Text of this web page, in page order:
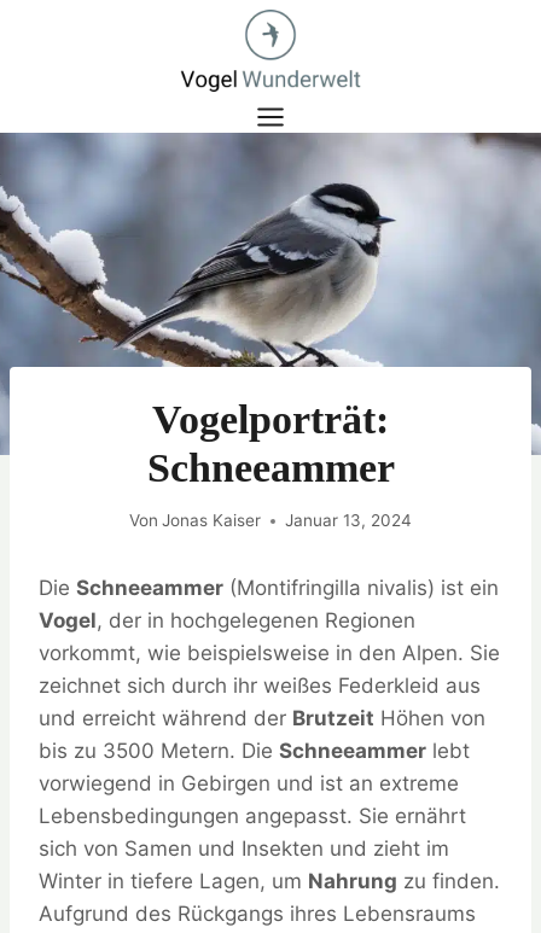
Vogelporträt:
Schneeammer
Von Jonas Kaiser Januar 13, 2024
Die Schneeammer (Montifringilla nivalis) ist ein
Vogel, der in hochgelegenen Regionen
vorkommt, wie beispielsweise in den Alpen. Sie
zeichnet sich durch ihr weißes Federkleid aus
und erreicht während der Brutzeit Höhen von
bis zu 3500 Metern. Die Schneeammer lebt
vorwiegend in Gebirgen und ist an extreme
Lebensbedingungen angepasst. Sie ernährt
sich von Samen und Insekten und zieht im
Winter in tiefere Lagen, um Nahrung zu finden.
Aufgrund des Rückgangs ihres Lebensraums